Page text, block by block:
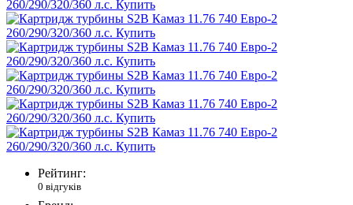
Рейтинг:
0 відгуків